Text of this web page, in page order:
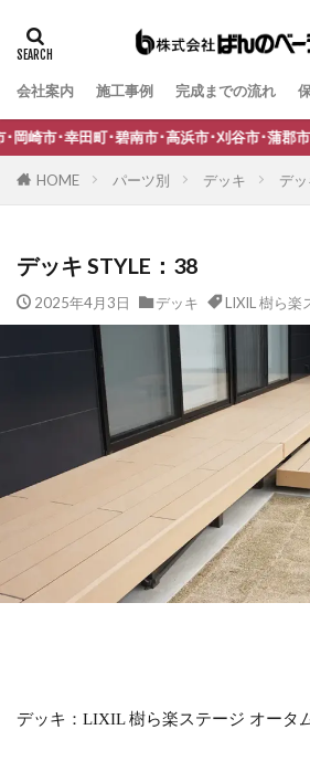
会社案内 施工事例 完成までの流れ
市･高浜市･刈谷市･蒲郡市)の外構工事施工し
HOME パーツ別 デッキ デ
デッキ STYLE：38
2025年4月3日 デッキ LIXIL 樹ら楽
デッキ：LIXIL 樹ら楽ステージ オータ
タグ
B-Life.s Bウッドスタイル
B-
B-Life.s ロートアイアンサイン
Dea'sGarden アルモ
Dea'sGarden カンナミニ
Dea'sGarden ディーズシェッド カン
Dea'sGarden プロバンス
ECOMOC エコモックフェンス
LIXIL アーキフィールド
LIXIL
LIXIL アク
LIXIL アメリカンフェンス
LIXIL アルファベットサイン
LIXIL アルメッシュフェンス
LIXIL エススライド
LIXIL ガー